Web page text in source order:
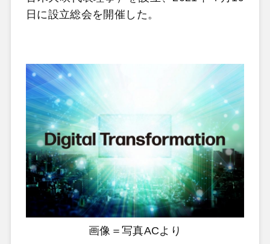
日に設立総会を開催した。
画像＝写真ACより